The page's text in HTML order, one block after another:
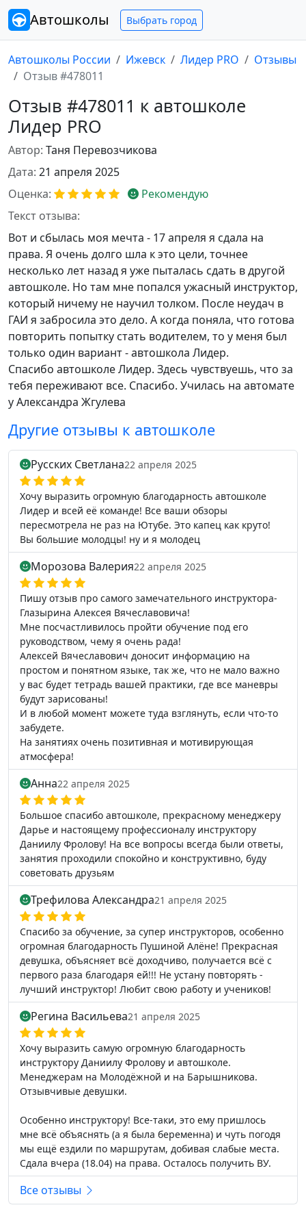
Автошколы Выбрать город
Автошколы России Ижевск Лидер PRO
Отзывы
Отзыв #478011
Отзыв #478011 к автошколе
Лидер PRO
Автор: Таня Перевозчикова
Дата: 21 апреля 2025
Оценка:
Рекомендую
Текст отзыва:
Вот и сбылась моя мечта - 17 апреля я сдала на
права. Я очень долго шла к это цели, точнее
несколько лет назад я уже пыталась сдать в другой
автошколе. Но там мне попался ужасный инструктор,
который ничему не научил толком. После неудач в
ГАИ я забросила это дело. А когда поняла, что готова
повторить попытку стать водителем, то у меня был
только один вариант - автошкола Лидер.
Спасибо автошколе Лидер. Здесь чувствуешь, что за
тебя переживают все. Спасибо. Училась на автомате
у Александра Жгулева
Другие отзывы к автошколе
Русских Светлана22 апреля 2025
Хочу выразить огромную благодарность автошколе
Лидер и всей её команде! Все ваши обзоры
пересмотрела не раз на Ютубе. Это капец как круто!
Вы большие молодцы! ну и я молодец
Морозова Валерия22 апреля 2025
Пишу отзыв про самого замечательного инструктора-
Глазырина Алексея Вячеславовича!
Мне посчастливилось пройти обучение под его
руководством, чему я очень рада!
Алексей Вячеславович доносит информацию на
простом и понятном языке, так же, что не мало важно
у вас будет тетрадь вашей практики, где все маневры
будут зарисованы!
И в любой момент можете туда взглянуть, если что-то
забудете.
На занятиях очень позитивная и мотивирующая
атмосфера!
Анна22 апреля 2025
Большое спасибо автошколе, прекрасному менеджеру
Дарье и настоящему профессионалу инструктору
Даниилу Фролову! На все вопросы всегда были ответы,
занятия проходили спокойно и конструктивно, буду
советовать друзьям
Трефилова Александра21 апреля 2025
Спасибо за обучение, за супер инструкторов, особенно
огромная благодарность Пушиной Алёне! Прекрасная
девушка, объясняет всё доходчиво, получается всё с
первого раза благодаря ей!!! Не устану повторять -
лучший инструктор! Любит свою работу и учеников!
Регина Васильева21 апреля 2025
Хочу выразить самую огромную благодарность
инструктору Даниилу Фролову и автошколе.
Менеджерам на Молодёжной и на Барышникова.
Отзывчивые девушки.
Особенно инструктору! Все-таки, это ему пришлось
мне всё объяснять (а я была беременна) и чуть погодя
мы ещё ездили по маршрутам, добивая слабые места.
Сдала вчера (18.04) на права. Осталось получить ВУ.
Все отзывы